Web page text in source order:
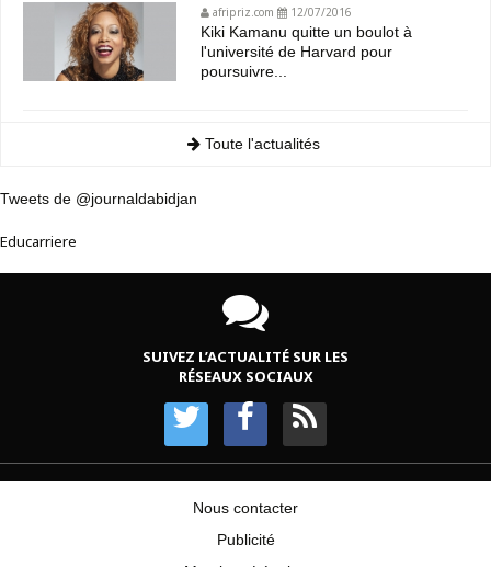
afripriz.com 12/07/2016
Kiki Kamanu quitte un boulot à
l'université de Harvard pour
poursuivre...
Toute l'actualités
Tweets de @journaldabidjan
Educarriere
SUIVEZ L’ACTUALITÉ SUR LES
RÉSEAUX SOCIAUX
Nous contacter
Publicité